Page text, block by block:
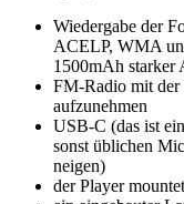
Wiedergabe der
ACELP, WMA
1500mAh starker
FM-Radio mit
aufzunehmen
USB-C (das ist
sonst üblichen
neigen)
der Player